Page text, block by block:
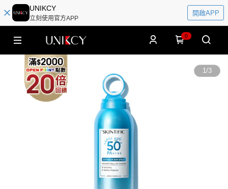
UNIKCY
立刻使用官方APP
開啟APP
0
1/3